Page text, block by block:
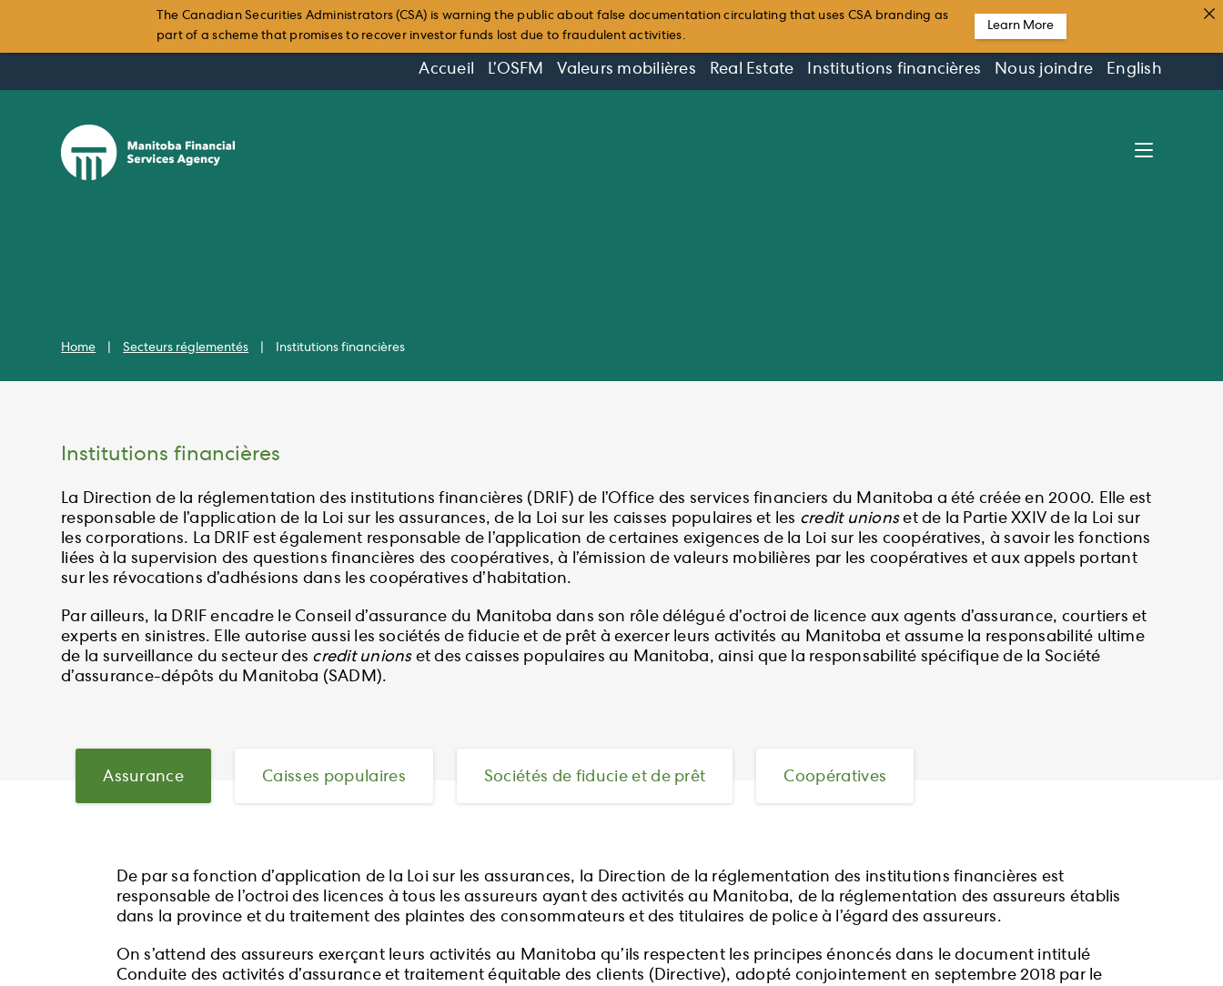
Accueil L’OSFM Valeurs mobilières Real Estate Institutions financières Nous joindre English
Home Secteurs réglementés Institutions financières
Institutions financières
La Direction de la réglementation des institutions financières (DRIF) de l’Office des services financiers du Manitoba a été créée en 2000. Elle est
responsable de l’application de la Loi sur les assurances, de la Loi sur les caisses populaires et les credit unionset de la Partie XXIV de la Loi sur
les corporations. La DRIF est également responsable de l’application de certaines exigences de la Loi sur les coopératives, à savoir les fonctions
liées à la supervision des questions financières des coopératives, à l’émission de valeurs mobilières par les coopératives et aux appels portant
sur les révocations d’adhésions dans les coopératives d’habitation.
Par ailleurs, la DRIF encadre le Conseil d’assurance du Manitoba dans son rôle délégué d’octroi de licence aux agents d’assurance, courtiers et
experts en sinistres. Elle autorise aussi les sociétés de fiducie et de prêt à exercer leurs activités au Manitoba et assume la responsabilité ultime
de la surveillance du secteur des credit unionset des caisses populaires au Manitoba, ainsi que la responsabilité spécifique de la Société
d’assurance-dépôts du Manitoba (SADM).
Assurance Caisses populaires Sociétés de fiducie et de prêt Coopératives
De par sa fonction d’application de la Loi sur les assurances, la Direction de la réglementation des institutions financières est
responsable de l’octroi des licences à tous les assureurs ayant des activités au Manitoba, de la réglementation des assureurs établis
dans la province et du traitement des plaintes des consommateurs et des titulaires de police à l’égard des assureurs.
On s’attend des assureurs exerçant leurs activités au Manitoba qu’ils respectent les principes énoncés dans le document intitulé
Conduite des activités d’assurance et traitement équitable des clients (Directive), adopté conjointement en septembre 2018 par le
The Canadian Securities Administrators (CSA) is warning the public about false documentation circulating that uses CSA branding as
part of a scheme that promises to recover investor funds lost due to fraudulent activities.
Learn More